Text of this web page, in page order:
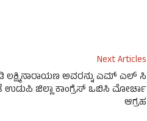
Next Articles
ಲಕ್ಷ್ಮಿನಾರಾಯಣ ಅವರನ್ನು ಎಮ್ ಎಲ್ ಸಿ
ಉಡುಪಿ ಜಿಲ್ಲಾ ಕಾಂಗ್ರೆಸ್ ಒಬಿಸಿ ಮೋರ್ಚಾ
ಆಗ್ರಹ